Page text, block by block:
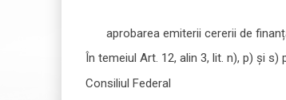
aprobarea emiterii cererii de
În temeiul Art. 12, alin 3, lit. n), p) și s)
Consiliul Federal